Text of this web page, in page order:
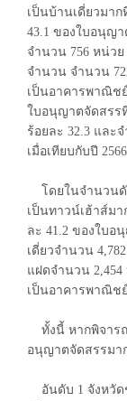
เป็นบ้านเดี่ยวมา
43.1 ของใบอนุญ
จำนวน 756 หน่ว
จำนวน จำนวน
เป็นอาคารพาณิช
ใบอนุญาตจัดสรร
ร้อยละ 32.3 และ
เมื่อเทียบกับปี 2566
โดยในจำนวนดั
เป็นทาวน์เฮ้าส์ม
ละ 41.2 ของใบอ
เดี่ยวจำนวน
แฝดจำนวน
เป็นอาคารพาณิช
ทั้งนี้ หากพิจารณ
อนุญาตจัดสรรมา
อันดับ 1 จังหวัด